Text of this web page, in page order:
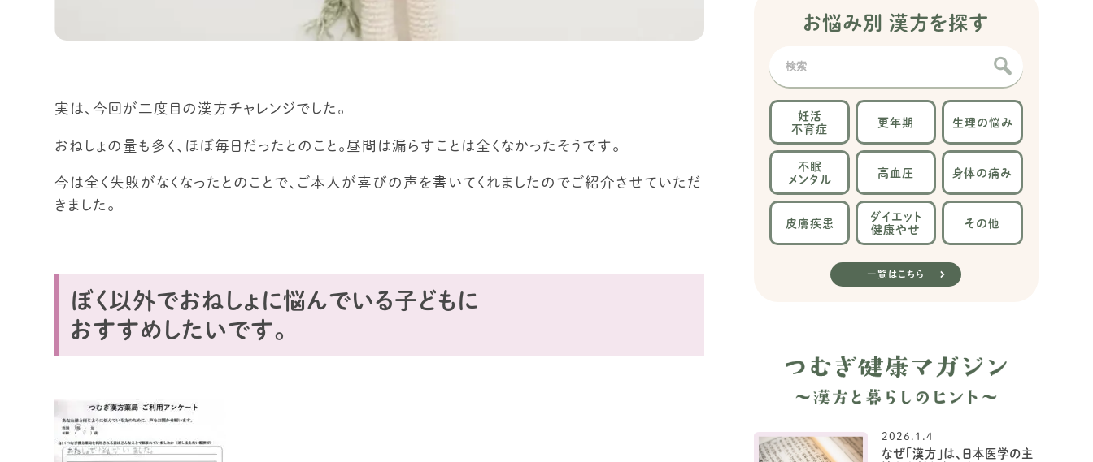
実は、今回が二度目の漢方チャレンジでした。
おねしょの量も多く、ほぼ毎日だったとのこと。昼間は漏らすことは全くなかったそうです。
今は全く失敗がなくなったとのことで、ご本人が喜びの声を書いてくれましたのでご紹介させていただ
きました。
ぼく以外でおねしょに悩んでいる子どもに
おすすめしたいです。
お悩み別 漢方を探す
妊活
不育症
更年期 生理の悩み
不眠
メンタル
高血圧 身体の痛み
皮膚疾患
ダイエット
健康やせ
その他
一覧はこちら
2026.1.4
なぜ「漢方」は、日本医学の主